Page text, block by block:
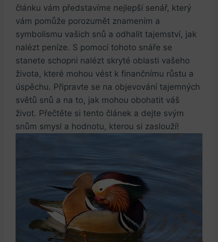
článku⁣ vám představíme nejlepší senář,‌ který​
vám pomůže porozumět znamením a‍
symbolismu ‍vašich snů ⁣a odhalit tajemství, jak
nalézt peníze. S pomocí tohoto snáře se
stanete schopni nalézt skryté⁤ oblasti vašeho
života, které mohou vést k finančnímu růstu a
úspěchu. Připravte se na objevování tajemných
⁣světů snů a na to,⁢ jak mohou obohatit⁣ váš
život. Přečtěte ‌si tento článek a dejte svým
snům smysl a hodnotu, kterou si zaslouží!